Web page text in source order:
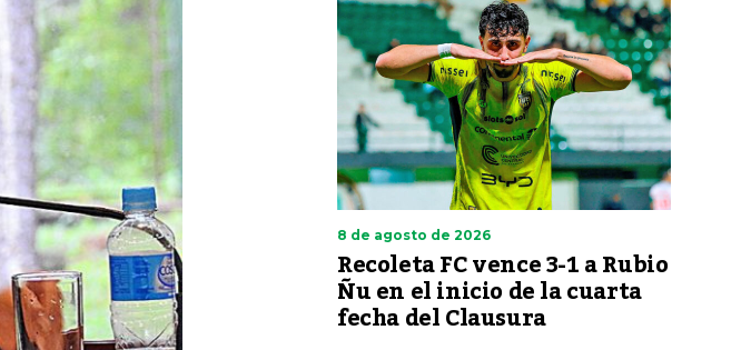
8 de agosto de 2026
Recoleta FC vence 3-1 a Rubio
Ñu en el inicio de la cuarta
fecha del Clausura